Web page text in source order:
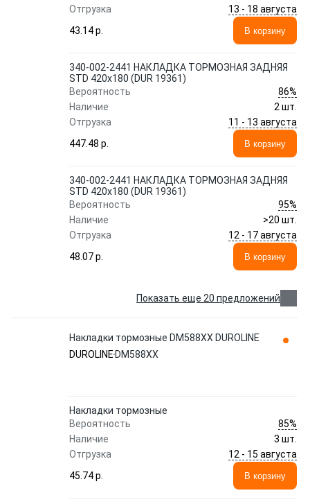
Отгрузка
13 - 18 августа
43.14 p.
В корзину
340-002-2441 НАКЛАДКА ТОРМОЗНАЯ ЗАДНЯЯ
STD 420x180 (DUR 19361)
Вероятность
86%
Наличие
2 шт.
Отгрузка
11 - 13 августа
447.48 p.
В корзину
340-002-2441 НАКЛАДКА ТОРМОЗНАЯ ЗАДНЯЯ
STD 420x180 (DUR 19361)
Вероятность
95%
Наличие
>20 шт.
Отгрузка
12 - 17 августа
48.07 p.
В корзину
Показать еще 20 предложений
Накладки тормозные DM588XX DUROLINE
DUROLINE DM588XX
Накладки тормозные
Вероятность
85%
Наличие
3 шт.
Отгрузка
12 - 15 августа
45.74 p.
В корзину